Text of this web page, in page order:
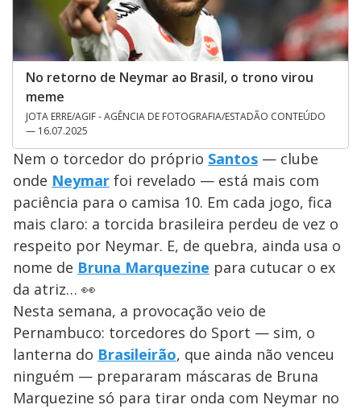
No retorno de Neymar ao Brasil, o trono virou
meme
JOTA ERRE/AGIF - AGÊNCIA DE FOTOGRAFIA/ESTADÃO CONTEÚDO
— 16.07.2025
Nem o torcedor do próprio Santos — clube
onde Neymar foi revelado — está mais com
paciência para o camisa 10. Em cada jogo, fica
mais claro: a torcida brasileira perdeu de vez o
respeito por Neymar. E, de quebra, ainda usa o
nome de Bruna Marquezine para cutucar o ex
da atriz… 👀
Nesta semana, a provocação veio de
Pernambuco: torcedores do Sport — sim, o
lanterna do Brasileirão, que ainda não venceu
ninguém — prepararam máscaras de Bruna
Marquezine só para tirar onda com Neymar no